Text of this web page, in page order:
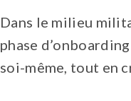
Dans le milieu
phase
soi-même, tout en